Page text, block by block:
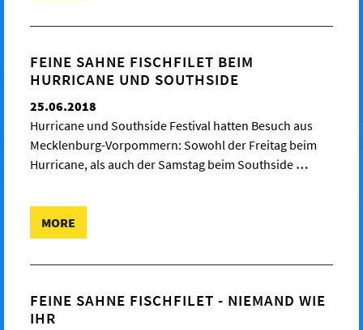
FEINE SAHNE FISCHFILET BEIM
HURRICANE UND SOUTHSIDE
25.06.2018
Hurricane und Southside Festival hatten Besuch aus
Mecklenburg-Vorpommern: Sowohl der Freitag beim
Hurricane, als auch der Samstag beim Southside …
MORE
FEINE SAHNE FISCHFILET - NIEMAND WIE
IHR